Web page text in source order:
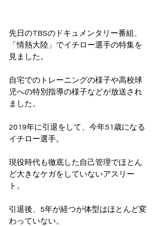
先日のTBSのドキュメンタリー番組、
「情熱大陸」でイチロー選手の特集を
見ました。
自宅でのトレーニングの様子や高校球
児への特別指導の様子などが放送され
ました。
2019年に引退をして、今年51歳になる
イチロー選手。
現役時代も徹底した自己管理でほとん
ど大きなケガをしていないアスリー
ト。
引退後、5年が経つが体型はほとんど変
わっていない。